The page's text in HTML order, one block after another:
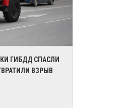
ГИБДД СПАСЛИ
ВЗРЫВ